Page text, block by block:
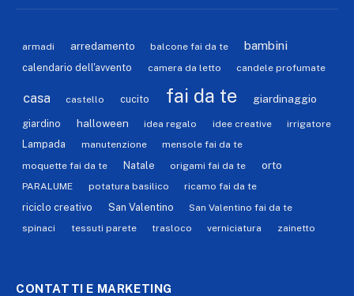
armadi arredamento balcone fai da te bambini
calendario dell'avvento camera da letto candele profumate
casa castello cucito fai da te giardinaggio
giardino halloween idea regalo idee creative irrigatore
Lampada manutenzione
mensole fai da te
moquette fai da te
Natale origami fai da te orto
PARALUME potatura basilico ricamo fai da te
riciclo creativo San Valentino
San Valentino fai da te
spinaci
tessuti parete trasloco verniciatura zainetto
CONTATTI E MARKETING